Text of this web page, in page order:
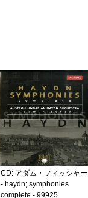
CD: アダム・フィッシャー
- haydn; symphonies
complete - 99925